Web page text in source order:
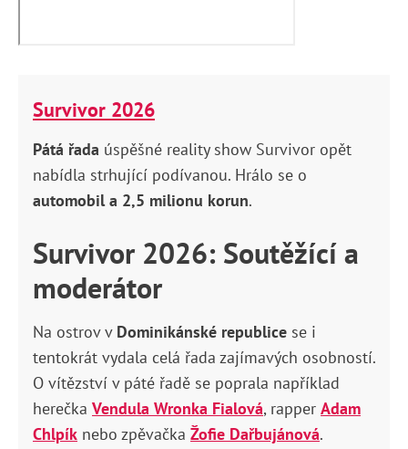
Survivor 2026
Pátá řada úspěšné reality show Survivor opět
nabídla strhující podívanou. Hrálo se o
automobil a 2,5 milionu korun.
Survivor 2026: Soutěžící a
moderátor
Na ostrov v Dominikánské republice se i
tentokrát vydala celá řada zajímavých osobností.
O vítězství v páté řadě se poprala například
herečka Vendula Wronka Fialová, rapper Adam
Chlpík nebo zpěvačka Žofie Dařbujánová.